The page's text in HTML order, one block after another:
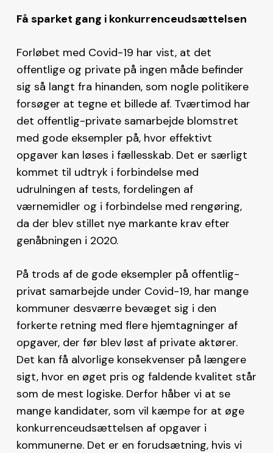
Få sparket gang i konkurrenceudsættelsen
Forløbet med Covid-19 har vist, at det
offentlige og private på ingen måde befinder
sig så langt fra hinanden, som nogle politikere
forsøger at tegne et billede af. Tværtimod har
det offentlig-private samarbejde blomstret
med gode eksempler på, hvor effektivt
opgaver kan løses i fællesskab. Det er særligt
kommet til udtryk i forbindelse med
udrulningen af tests, fordelingen af
værnemidler og i forbindelse med rengøring,
da der blev stillet nye markante krav efter
genåbningen i 2020.
På trods af de gode eksempler på offentlig-
privat samarbejde under Covid-19, har mange
kommuner desværre bevæget sig i den
forkerte retning med flere hjemtagninger af
opgaver, der før blev løst af private aktører.
Det kan få alvorlige konsekvenser på længere
sigt, hvor en øget pris og faldende kvalitet står
som de mest logiske. Derfor håber vi at se
mange kandidater, som vil kæmpe for at øge
konkurrenceudsættelsen af opgaver i
kommunerne. Det er en forudsætning, hvis vi